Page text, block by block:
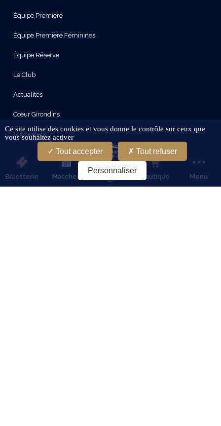
Billetterie Matches Boutique Menu
Équipe Première
Équipe Première Féminines
Équipe Réserve
Le Club
Actualités
Cœur Girondins
Supporters
Partenaires
Ce site utilise des cookies et vous donne le contrôle sur ceux que
vous souhaitez activer
Tout accepter Tout refuser
Personnaliser